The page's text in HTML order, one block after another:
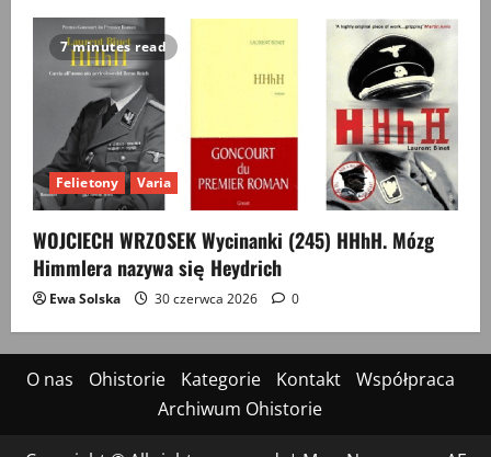
7 minutes read
Felietony Varia
WOJCIECH WRZOSEK Wycinanki (245) HHhH. Mózg
Himmlera nazywa się Heydrich
Ewa Solska 30 czerwca 2026 0
O nas Ohistorie Kategorie Kontakt
Współpraca
Archiwum Ohistorie